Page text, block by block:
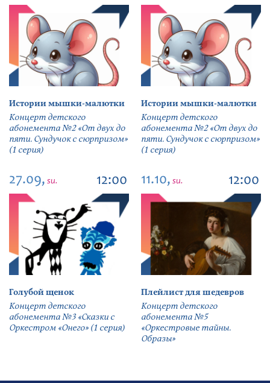
Истории мышки-малютки
Концерт детского
абонемента №2 «От двух до
пяти. Сундучок с сюрпризом»
(1 серия)
Истории мышки-малютки
Концерт детского
абонемента №2 «От двух до
пяти. Сундучок с сюрпризом»
(1 серия)
27.09, su. 12:00
Голубой щенок
Концерт детского
абонемента №3 «Сказки с
Оркестром «Онего» (1 серия)
11.10, su. 12:00
Плейлист для шедевров
Концерт детского
абонемента №5
«Оркестровые тайны.
Образы»